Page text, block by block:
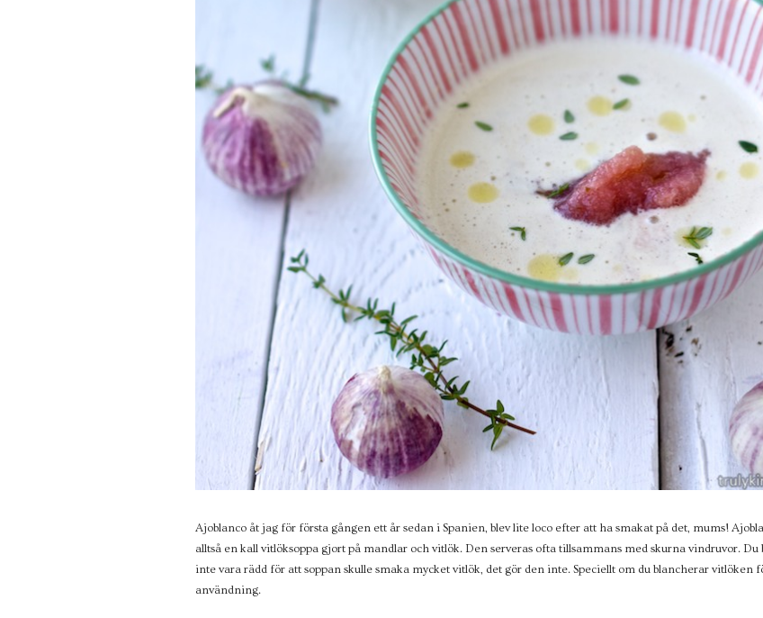
Ajoblanco åt jag för första gången ett år sedan i Spanien, blev lite loco efter att ha smakat på det, mums!
alltså en kall vitlöksoppa gjort på mandlar och vitlök. Den serveras ofta tillsammans med skurna vindruvor. Du
inte vara rädd för att soppan skulle smaka mycket vitlök, det gör den inte. Speciellt om du blancherar vitlöken
användning.